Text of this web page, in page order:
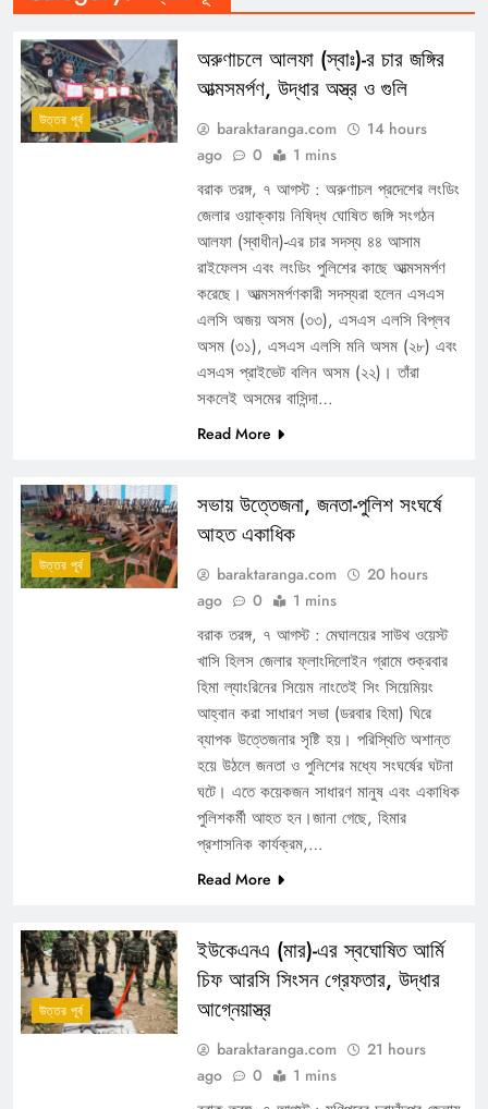
উত্তর পূর্ব
অরুণাচলে আলফা (স্বাঃ)-র চার জঙ্গির
আত্মসমর্পণ, উদ্ধার অস্ত্র ও গুলি
baraktaranga.com
14 hours
ago
0 1 mins
বরাক তরঙ্গ, ৭ আগস্ট : অরুণাচল প্রদেশের লংডিং
জেলার ওয়াক্কায় নিষিদ্ধ ঘোষিত জঙ্গি সংগঠন
আলফা (স্বাধীন)-এর চার সদস্য ৪৪ আসাম
রাইফেলস এবং লংডিং পুলিশের কাছে আত্মসমর্পণ
করেছে। আত্মসমর্পণকারী সদস্যরা হলেন এসএস
এলসি অজয় অসম (৩৩), এসএস এলসি বিপ্লব
অসম (৩১), এসএস এলসি মনি অসম (২৮) এবং
এসএস প্রাইভেট বলিন অসম (২২)। তাঁরা
সকলেই অসমের বাসিন্দা…
Read More
উত্তর পূর্ব
সভায় উত্তেজনা, জনতা-পুলিশ সংঘর্ষে
আহত একাধিক
baraktaranga.com
20 hours
ago
0 1 mins
বরাক তরঙ্গ, ৭ আগস্ট : মেঘালয়ের সাউথ ওয়েস্ট
খাসি হিলস জেলার ফ্লাংদিলোইন গ্রামে শুক্রবার
হিমা ল্যাংরিনের সিয়েম নাংতেই সিং সিয়েমিয়ং
আহ্বান করা সাধারণ সভা (ডরবার হিমা) ঘিরে
ব্যাপক উত্তেজনার সৃষ্টি হয়। পরিস্থিতি অশান্ত
হয়ে উঠলে জনতা ও পুলিশের মধ্যে সংঘর্ষের ঘটনা
ঘটে। এতে কয়েকজন সাধারণ মানুষ এবং একাধিক
পুলিশকর্মী আহত হন।জানা গেছে, হিমার
প্রশাসনিক কার্যক্রম,…
Read More
উত্তর পূর্ব
ইউকেএনএ (মার)-এর স্বঘোষিত আর্মি
চিফ আরসি সিংসন গ্রেফতার, উদ্ধার
আগ্নেয়াস্ত্র
baraktaranga.com
21 hours
ago
0 1 mins